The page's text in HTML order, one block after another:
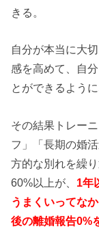
きる。
自分が本当に大
感を高めて、自
とができるように
その結果トレー
フ」「長期の婚
方的な別れを繰
60%以上が、 1年
うまくいってな
後の離婚報告0%